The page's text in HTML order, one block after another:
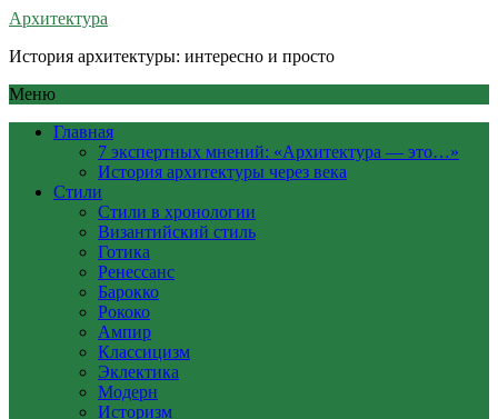
Архитектура
История архитектуры: интересно и просто
Меню
Главная
7 экспертных мнений: «Архитектура — это…»
История архитектуры через века
Стили
Стили в хронологии
Византийский стиль
Готика
Ренессанс
Барокко
Рококо
Ампир
Классицизм
Эклектика
Модерн
Историзм